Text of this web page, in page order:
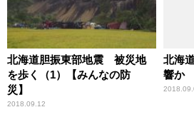
北海道胆振東部地震 被災地
を歩く（1）【みんなの防
災】
2018.09.12
北海
響か